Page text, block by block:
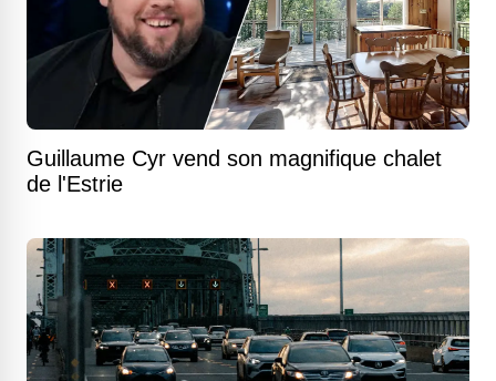
Guillaume Cyr vend son magnifique chalet
de l'Estrie